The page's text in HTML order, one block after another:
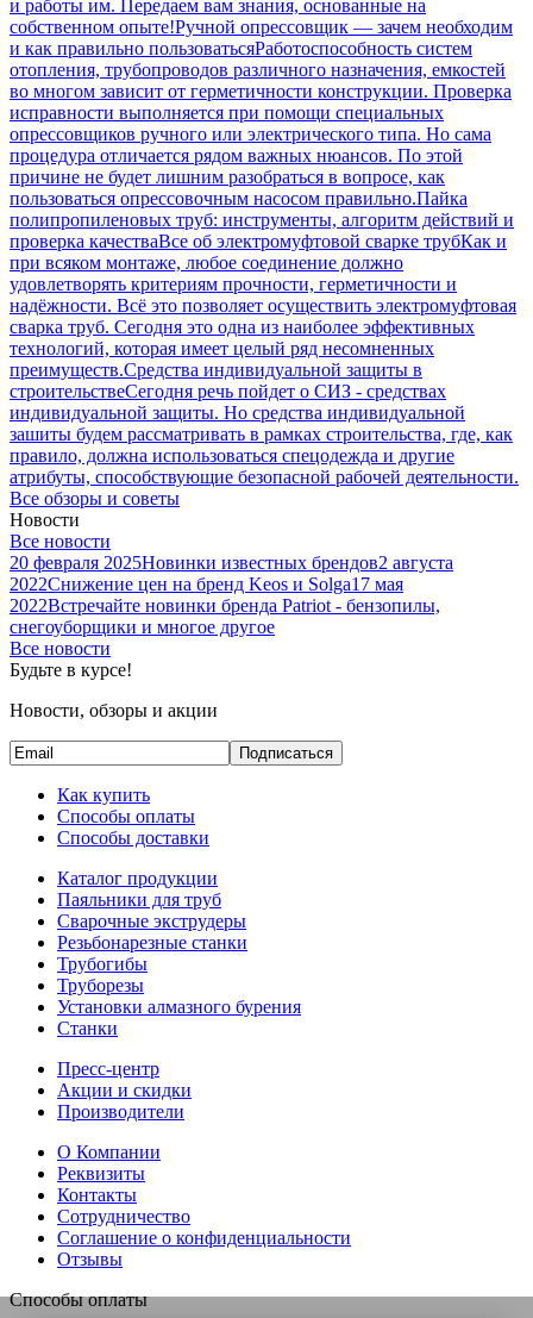
и работы им. Передаем вам знания, основанные на
собственном опыте!Ручной опрессовщик — зачем необходим
и как правильно пользоватьсяРаботоспособность систем
отопления, трубопроводов различного назначения, емкостей
во многом зависит от герметичности конструкции. Проверка
исправности выполняется при помощи специальных
опрессовщиков ручного или электрического типа. Но сама
процедура отличается рядом важных нюансов. По этой
причине не будет лишним разобраться в вопросе, как
пользоваться опрессовочным насосом правильно.Пайка
полипропиленовых труб: инструменты, алгоритм действий и
проверка качестваВсе об электромуфтовой сварке трубКак и
при всяком монтаже, любое соединение должно
удовлетворять критериям прочности, герметичности и
надёжности. Всё это позволяет осуществить электромуфтовая
сварка труб. Сегодня это одна из наиболее эффективных
технологий, которая имеет целый ряд несомненных
преимуществ.Средства индивидуальной защиты в
строительствеСегодня речь пойдет о СИЗ - средствах
индивидуальной защиты. Но средства индивидуальной
зашиты будем рассматривать в рамках строительства, где, как
правило, должна использоваться спецодежда и другие
атрибуты, способствующие безопасной рабочей деятельности.
Все обзоры и советы
Новости
Все новости
20 февраля 2025Новинки известных брендов2 августа
2022Снижение цен на бренд Keos и Solga17 мая
2022Встречайте новинки бренда Patriot - бензопилы,
снегоуборщики и многое другое
Все новости
Будьте в курсе!
Новости, обзоры и акции
Подписаться
Как купить
Способы оплаты
Способы доставки
Каталог продукции
Паяльники для труб
Сварочные экструдеры
Резьбонарезные станки
Трубогибы
Труборезы
Установки алмазного бурения
Станки
Пресс-центр
Акции и скидки
Производители
О Компании
Реквизиты
Контакты
Сотрудничество
Соглашение о конфиденциальности
Отзывы
Способы оплаты